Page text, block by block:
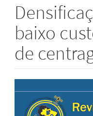
baixo
de
Barra
lateral